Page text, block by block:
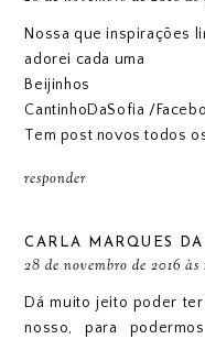
Nossa que inspirações
adorei cada uma
Beijinhos
CantinhoDaSofia /
Tem post novos todos
responder
CARLA MARQUES DA
28 de novembro de 2016 às
Dá muito jeito poder
nosso, para